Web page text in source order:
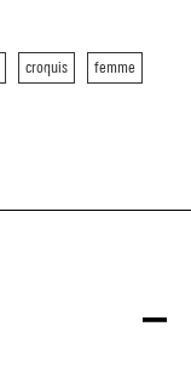
croquis femme